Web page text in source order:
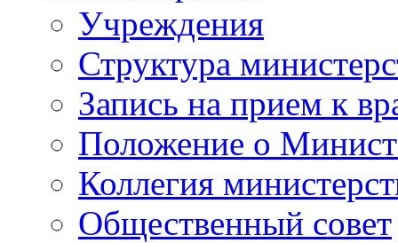
Учреждения
Структура
Запись на прием к
Положение о
Коллегия
Общественный совет